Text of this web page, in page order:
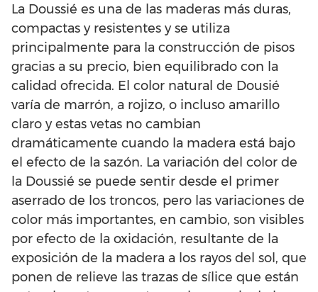
La Doussié es una de las maderas más duras,
compactas y resistentes y se utiliza
principalmente para la construcción de pisos
gracias a su precio, bien equilibrado con la
calidad ofrecida. El color natural de Dousié
varía de marrón, a rojizo, o incluso amarillo
claro y estas vetas no cambian
dramáticamente cuando la madera está bajo
el efecto de la sazón. La variación del color de
la Doussié se puede sentir desde el primer
aserrado de los troncos, pero las variaciones de
color más importantes, en cambio, son visibles
por efecto de la oxidación, resultante de la
exposición de la madera a los rayos del sol, que
ponen de relieve las trazas de sílice que están